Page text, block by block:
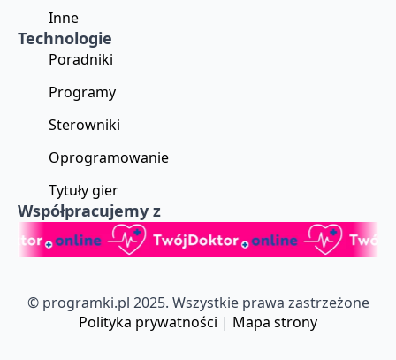
Inne
Technologie
Poradniki
Programy
Sterowniki
Oprogramowanie
Tytuły gier
Współpracujemy z
© programki.pl 2025. Wszystkie prawa zastrzeżone
Polityka prywatności | Mapa strony